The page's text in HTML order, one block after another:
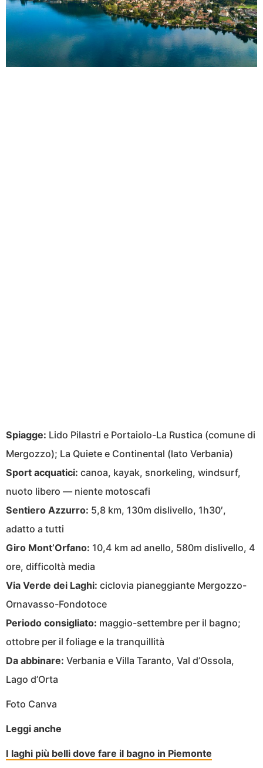
Spiagge: Lido Pilastri e Portaiolo-La Rustica (comune di
Mergozzo); La Quiete e Continental (lato Verbania)
Sport acquatici: canoa, kayak, snorkeling, windsurf,
nuoto libero — niente motoscafi
Sentiero Azzurro: 5,8 km, 130m dislivello, 1h30′,
adatto a tutti
Giro Mont’Orfano: 10,4 km ad anello, 580m dislivello, 4
ore, difficoltà media
Via Verde dei Laghi: ciclovia pianeggiante Mergozzo-
Ornavasso-Fondotoce
Periodo consigliato: maggio-settembre per il bagno;
ottobre per il foliage e la tranquillità
Da abbinare: Verbania e Villa Taranto, Val d’Ossola,
Lago d’Orta
Foto Canva
Leggi anche
I laghi più belli dove fare il bagno in Piemonte